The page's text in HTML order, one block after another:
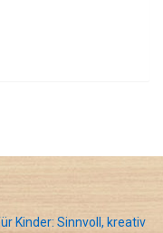
Kinder: Sinnvoll, kreativ